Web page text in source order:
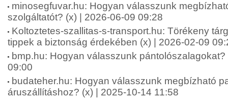
minosegfuvar.hu: Hogyan válasszunk
szolgáltatót? (x) | 2026-06-09 09:28
Koltoztetes-szallitas-s-transport.hu: Törékeny
tippek a biztonság érdekében (x) | 2026-02-09
bmp.hu: Hogyan válasszunk
09:00
budateher.hu: Hogyan válasszunk megbízható
áruszállításhoz? (x) | 2025-10-14 11:58